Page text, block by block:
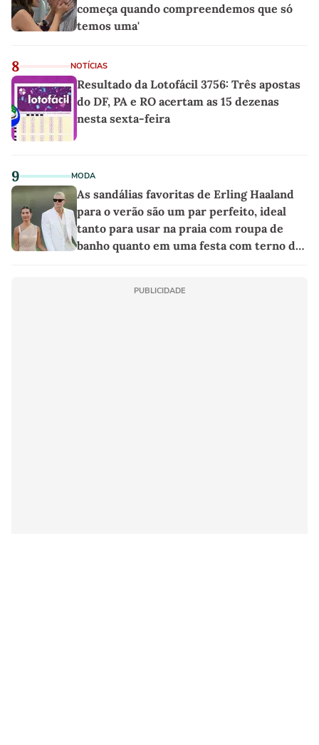
começa quando compreendemos que só
temos uma'
8 NOTÍCIAS
Resultado da Lotofácil 3756: Três apostas
do DF, PA e RO acertam as 15 dezenas
nesta sexta-feira
9 MODA
As sandálias favoritas de Erling Haaland
para o verão são um par perfeito, ideal
tanto para usar na praia com roupa de
banho quanto em uma festa com terno de
PUBLICIDADE